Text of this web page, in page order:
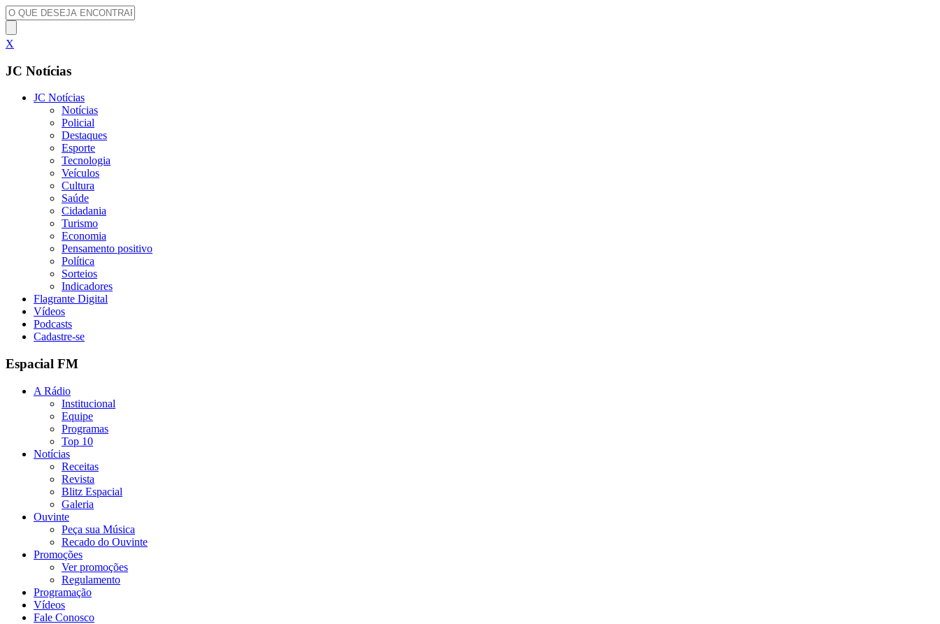
X
JC Notícias
JC Notícias
Notícias
Policial
Destaques
Esporte
Tecnologia
Veículos
Cultura
Saúde
Cidadania
Turismo
Economia
Pensamento positivo
Política
Sorteios
Indicadores
Flagrante Digital
Vídeos
Podcasts
Cadastre-se
Espacial FM
A Rádio
Institucional
Equipe
Programas
Top 10
Notícias
Receitas
Revista
Blitz Espacial
Galeria
Ouvinte
Peça sua Música
Recado do Ouvinte
Promoções
Ver promoções
Regulamento
Programação
Vídeos
Fale Conosco